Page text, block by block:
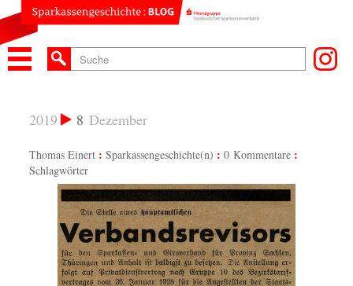
8 Dezember
2019
Thomas Einert Sparkassengeschichte(n)
0 Kommentare
Schlagwörter